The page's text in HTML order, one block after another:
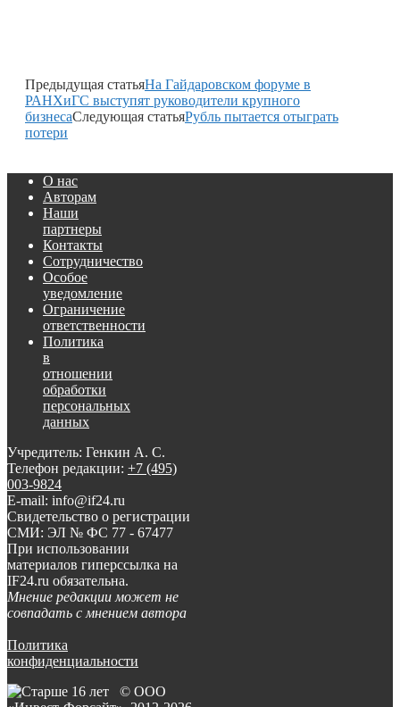
Предыдущая статьяНа Гайдаровском форуме в
РАНХиГС выступят руководители крупного
бизнесаСледующая статьяРубль пытается отыграть
потери
О нас
Авторам
Наши
партнеры
Контакты
Сотрудничество
Особое
уведомление
Ограничение
ответственности
Политика
в
отношении
обработки
персональных
данных
Учредитель: Генкин А. С.
Телефон редакции: +7 (495)
003-9824
E-mail: info@if24.ru
Свидетельство о регистрации
СМИ: ЭЛ № ФС 77 - 67477
При использовании
материалов гиперссылка на
IF24.ru обязательна.
Мнение редакции может не
совпадать с мнением автора
Политика
конфиденциальности
© ООО